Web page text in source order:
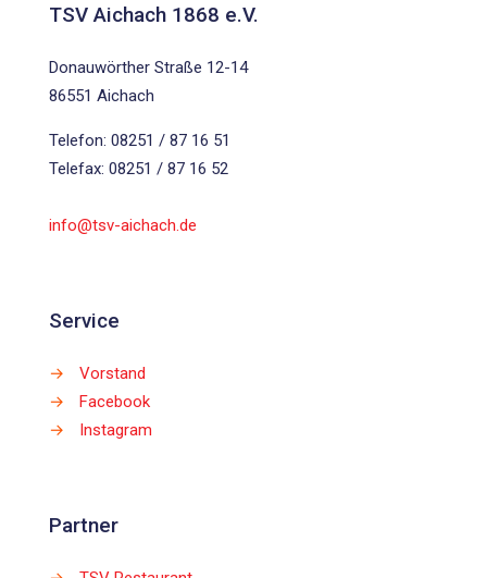
TSV Aichach 1868 e.V.
Donauwörther Straße 12-14
86551 Aichach
Telefon: 08251 / 87 16 51
Telefax: 08251 / 87 16 52
info@tsv-aichach.de
Service
→
Vorstand
→
Facebook
→
Instagram
Partner